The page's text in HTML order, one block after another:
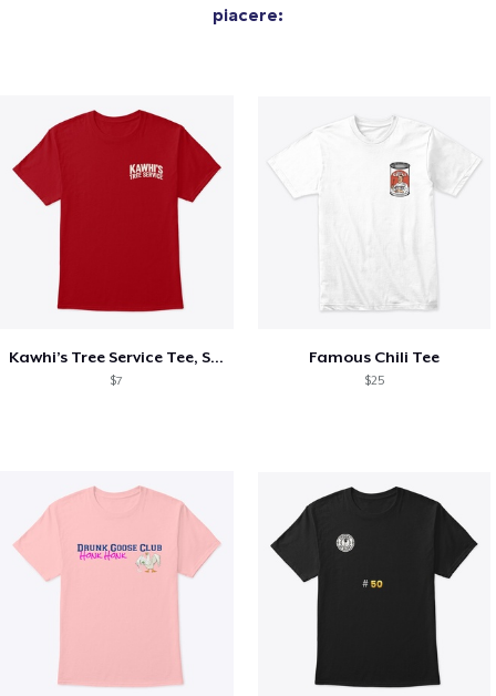
piacere:
Kawhi’s Tree Service Tee, Shirts, Mug
$7
Famous Chili Tee
$25